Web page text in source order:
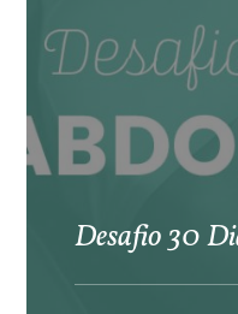
Desafio 30